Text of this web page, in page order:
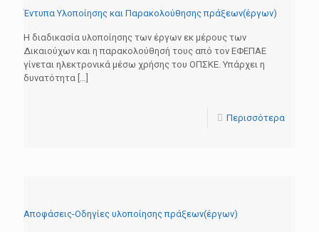
Έντυπα Υλοποίησης και Παρακολούθησης πράξεων(έργων)
Η διαδικασία υλοποίησης των έργων εκ μέρους των
Δικαιούχων και η παρακολούθησή τους από τον ΕΦΕΠΑΕ
γίνεται ηλεκτρονικά μέσω χρήσης του OΠΣΚΕ. Υπάρχει η
δυνατότητα […]
Περισσότερα
Αποφάσεις-Οδηγίες υλοποίησης πράξεων(έργων)